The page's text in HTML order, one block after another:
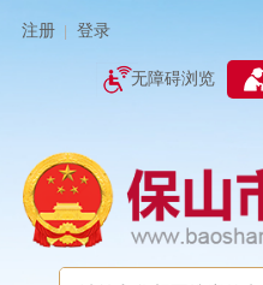
注册 登录
无障碍浏览